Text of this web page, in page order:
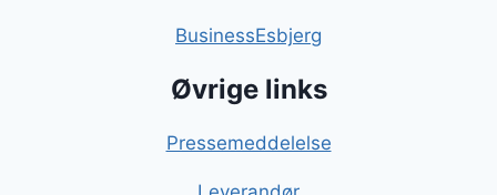
BusinessEsbjerg
Øvrige links
Pressemeddelelse